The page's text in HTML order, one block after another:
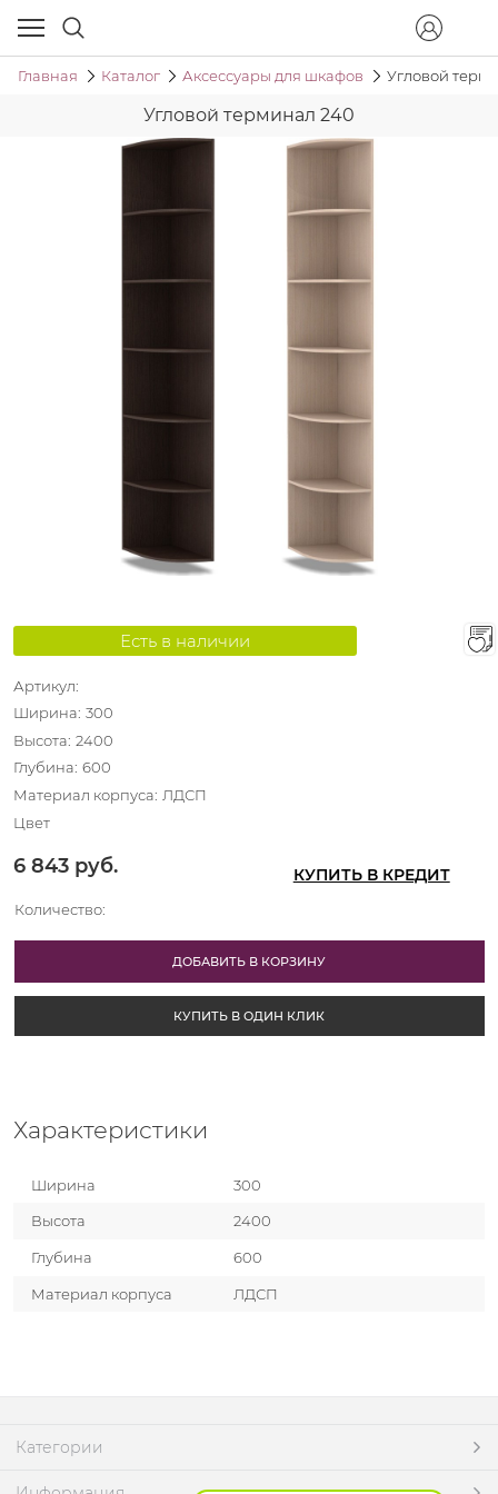
Главная Каталог Аксессуары для шкафов Угловой
Угловой терминал 240
Есть в наличии
Артикул:
Ширина: 300
Высота: 2400
Глубина: 600
Материал корпуса: ЛДСП
Цвет
6 843 руб. КУПИТЬ В КРЕДИТ
Количество:
ДОБАВИТЬ В КОРЗИНУ
КУПИТЬ В ОДИН КЛИК
Характеристики
Ширина 300
Высота 2400
Глубина 600
Материал корпуса ЛДСП
Категории